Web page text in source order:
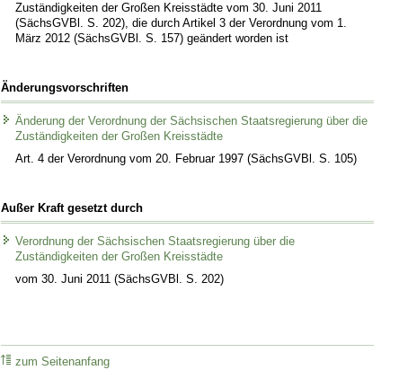
Zuständigkeiten der Großen Kreisstädte vom 30. Juni 2011
(SächsGVBl. S. 202), die durch Artikel 3 der Verordnung vom 1.
März 2012 (SächsGVBl. S. 157) geändert worden ist
Änderungsvorschriften
Änderung der Verordnung der Sächsischen Staatsregierung über die
Zuständigkeiten der Großen Kreisstädte
Art. 4 der Verordnung vom 20. Februar 1997 (SächsGVBl. S. 105)
Außer Kraft gesetzt durch
Verordnung der Sächsischen Staatsregierung über die
Zuständigkeiten der Großen Kreisstädte
vom 30. Juni 2011 (SächsGVBl. S. 202)
zum Seitenanfang